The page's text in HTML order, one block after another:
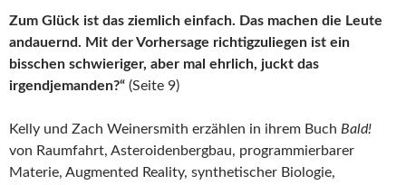
Zum Glück ist das ziemlich einfach. Das machen die Leute
andauernd. Mit der Vorhersage richtigzuliegen ist ein
bisschen schwieriger, aber mal ehrlich, juckt das
irgendjemanden?“ (Seite 9)
Kelly und Zach Weinersmith erzählen in ihrem Buch Bald!
von Raumfahrt, Asteroidenbergbau, programmierbarer
Materie, Augmented Reality, synthetischer Biologie,